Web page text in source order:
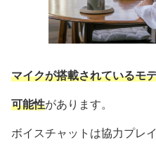
マイクが搭載されているモ
可能性があります。
ボイスチャットは協力プレ